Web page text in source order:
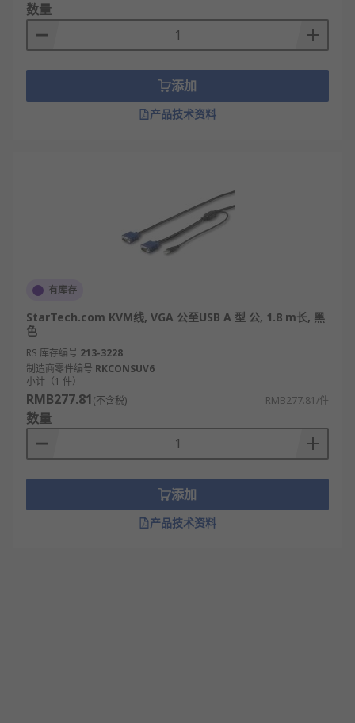
数量
添加
产品技术资料
有库存
StarTech.com KVM线, VGA 公至USB A 型 公, 1.8 m长, 黑
色
RS 库存编号 213-3228
制造商零件编号 RKCONSUV6
小计（1 件）
RMB277.81(不含税) RMB277.81/件
数量
添加
产品技术资料